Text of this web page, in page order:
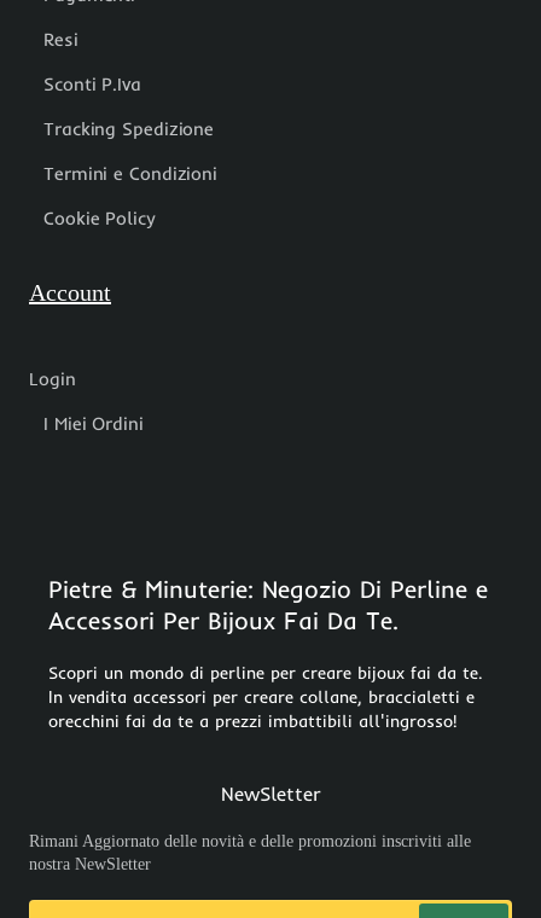
Resi
Sconti P.Iva
Tracking Spedizione
Termini e Condizioni
Cookie Policy
Account
Login
I Miei Ordini
Pietre & Minuterie: Negozio Di Perline e
Accessori Per Bijoux Fai Da Te.
Scopri un mondo di perline per creare bijoux fai da te.
In vendita accessori per creare collane, braccialetti e
orecchini fai da te a prezzi imbattibili all'ingrosso!
NewSletter
Rimani Aggiornato delle novità e delle promozioni inscriviti alle
nostra NewSletter